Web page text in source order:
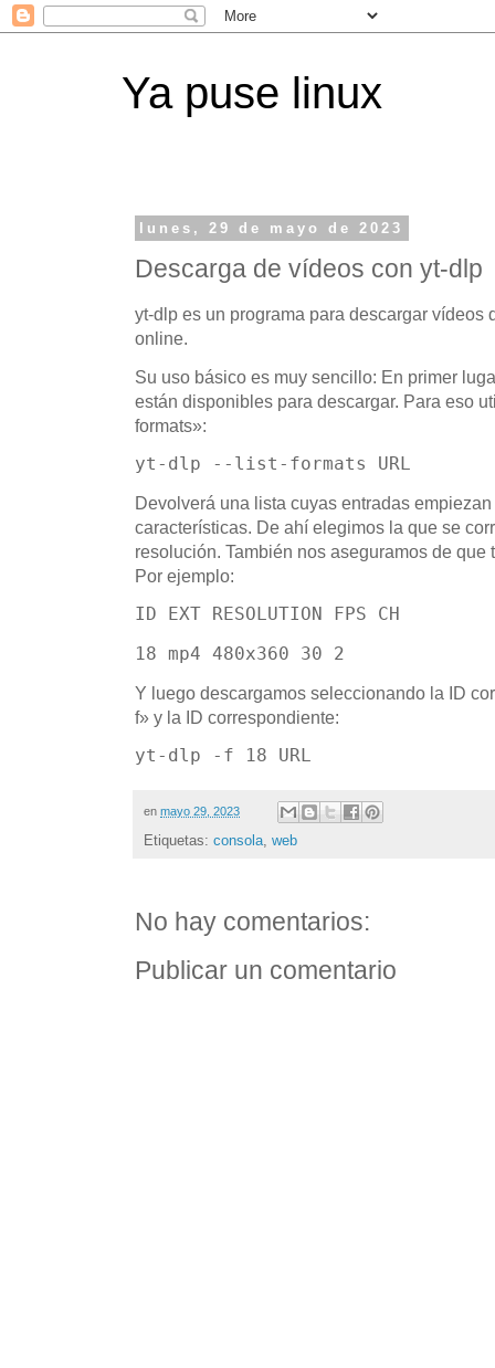
Ya puse linux
lunes, 29 de mayo de 2023
Descarga de vídeos con yt-dlp
yt-dlp es un programa para descargar vídeos
online.
Su uso básico es muy sencillo: En primer
están disponibles para descargar. Para eso
formats»:
yt-dlp --list-formats URL
Devolverá una lista cuyas entradas
características. De ahí elegimos la que se
resolución. También nos aseguramos de
Por ejemplo:
ID EXT RESOLUTION FPS CH
18 mp4 480x360 30 2
Y luego descargamos seleccionando la ID
f» y la ID correspondiente:
yt-dlp -f 18 URL
en mayo 29, 2023
Etiquetas: consola, web
No hay comentarios:
Publicar un comentario